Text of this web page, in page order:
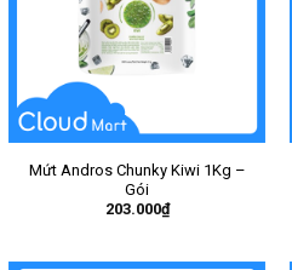
Mứt Andros Chunky Kiwi 1Kg –
Gói
203.000₫